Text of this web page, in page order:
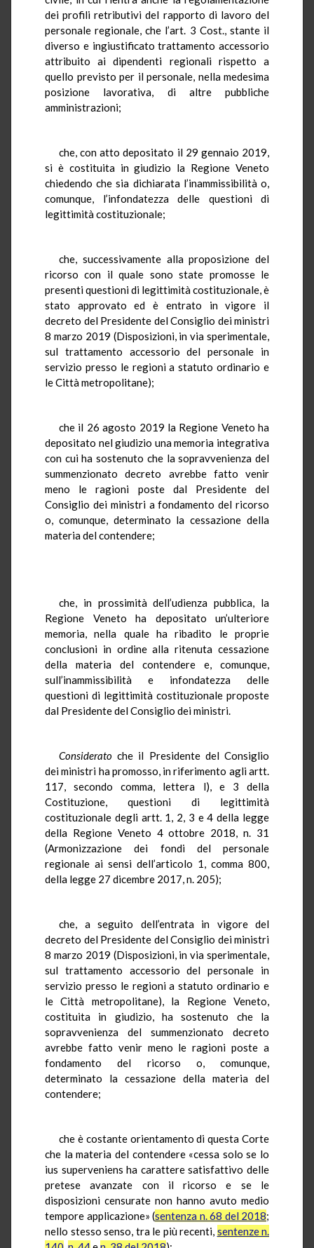
dei profili retributivi del rapporto di lavoro del
personale regionale, che l’art. 3 Cost., stante il
diverso e ingiustificato trattamento accessorio
attribuito ai dipendenti regionali rispetto a
quello previsto per il personale, nella medesima
posizione lavorativa, di altre pubbliche
amministrazioni;
che, con atto depositato il 29 gennaio 2019,
si è costituita in giudizio la Regione Veneto
chiedendo che sia dichiarata l’inammissibilità o,
comunque, l’infondatezza delle questioni di
legittimità costituzionale;
che, successivamente alla proposizione del
ricorso con il quale sono state promosse le
presenti questioni di legittimità costituzionale, è
stato approvato ed è entrato in vigore il
decreto del Presidente del Consiglio dei ministri
8 marzo 2019 (Disposizioni, in via sperimentale,
sul trattamento accessorio del personale in
servizio presso le regioni a statuto ordinario e
le Città metropolitane);
che il 26 agosto 2019 la Regione Veneto ha
depositato nel giudizio una memoria integrativa
con cui ha sostenuto che la sopravvenienza del
summenzionato decreto avrebbe fatto venir
meno le ragioni poste dal Presidente del
Consiglio dei ministri a fondamento del ricorso
o, comunque, determinato la cessazione della
materia del contendere;
che, in prossimità dell’udienza pubblica, la
Regione Veneto ha depositato un’ulteriore
memoria, nella quale ha ribadito le proprie
conclusioni in ordine alla ritenuta cessazione
della materia del contendere e, comunque,
sull’inammissibilità e infondatezza delle
questioni di legittimità costituzionale proposte
dal Presidente del Consiglio dei ministri.
Considerato che il Presidente del Consiglio
dei ministri ha promosso, in riferimento agli artt.
117, secondo comma, lettera l), e 3 della
Costituzione, questioni di legittimità
costituzionale degli artt. 1, 2, 3 e 4 della legge
della Regione Veneto 4 ottobre 2018, n. 31
(Armonizzazione dei fondi del personale
regionale ai sensi dell’articolo 1, comma 800,
della legge 27 dicembre 2017, n. 205);
che, a seguito dell’entrata in vigore del
decreto del Presidente del Consiglio dei ministri
8 marzo 2019 (Disposizioni, in via sperimentale,
sul trattamento accessorio del personale in
servizio presso le regioni a statuto ordinario e
le Città metropolitane), la Regione Veneto,
costituita in giudizio, ha sostenuto che la
sopravvenienza del summenzionato decreto
avrebbe fatto venir meno le ragioni poste a
fondamento del ricorso o, comunque,
determinato la cessazione della materia del
contendere;
che è costante orientamento di questa Corte
che la materia del contendere «cessa solo se lo
ius superveniens ha carattere satisfattivo delle
pretese avanzate con il ricorso e se le
disposizioni censurate non hanno avuto medio
tempore applicazione» (sentenza n. 68 del 2018;
nello stesso senso, tra le più recenti, sentenze n.